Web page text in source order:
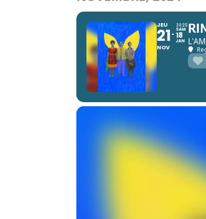
JEU
21
NOV
2025
SAM
18
JAN